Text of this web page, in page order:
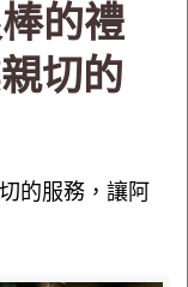
的禮
切的
的服務，讓阿